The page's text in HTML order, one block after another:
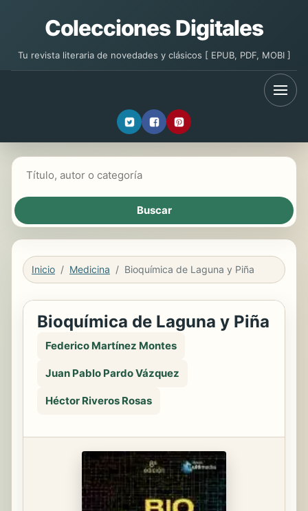
Colecciones Digitales
Tu revista literaria de novedades y clásicos [ EPUB, PDF, MOBI ]
Inicio Medicina Bioquímica de Laguna y Piña
Bioquímica de Laguna y Piña
Federico Martínez Montes
Juan Pablo Pardo Vázquez
Héctor Riveros Rosas